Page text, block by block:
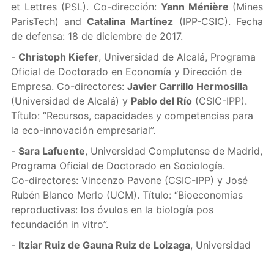
et Lettres (PSL). Co-dirección: Yann Ménière (Mines
ParisTech) and Catalina Martínez (IPP-CSIC). Fecha
de defensa: 18 de diciembre de 2017.
- Christoph Kiefer, Universidad de Alcalá, Programa
Oficial de Doctorado en Economía y Dirección de
Empresa. Co-directores: Javier Carrillo Hermosilla
(Universidad de Alcalá) y Pablo del Río (CSIC-IPP).
Título: “Recursos, capacidades y competencias para
la eco-innovación empresarial”.
- Sara Lafuente, Universidad Complutense de Madrid,
Programa Oficial de Doctorado en Sociología.
Co-directores: Vincenzo Pavone (CSIC-IPP) y José
Rubén Blanco Merlo (UCM). Título: “Bioeconomías
reproductivas: los óvulos en la biología pos
fecundación in vitro”.
- Itziar Ruiz de Gauna Ruiz de Loizaga, Universidad